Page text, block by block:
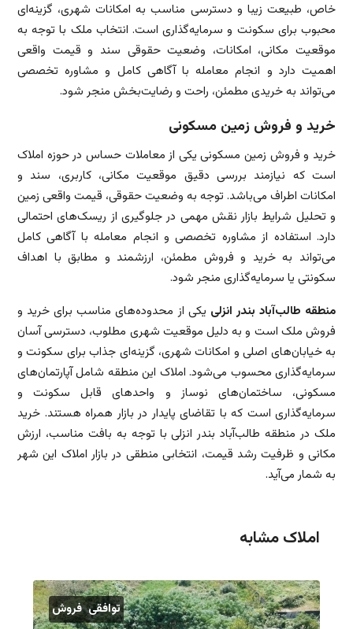
خاص، طبیعت زیبا و دسترسی مناسب به امکانات شهری، گزینه‌ای
محبوب برای سکونت و سرمایه‌گذاری است. انتخاب ملک با توجه به
موقعیت مکانی، امکانات، وضعیت حقوقی سند و قیمت واقعی
اهمیت دارد و انجام معامله با آگاهی کامل و مشاوره تخصصی
می‌تواند به خریدی مطمئن، راحت و رضایت‌بخش منجر شود.
خرید و فروش زمین مسکونی
خرید و فروش زمین مسکونی یکی از معاملات حساس در حوزه املاک
است که نیازمند بررسی دقیق موقعیت مکانی، کاربری، سند و
امکانات اطراف می‌باشد. توجه به وضعیت حقوقی، قیمت واقعی زمین
و تحلیل شرایط بازار نقش مهمی در جلوگیری از ریسک‌های احتمالی
دارد. استفاده از مشاوره تخصصی و انجام معامله با آگاهی کامل
می‌تواند به خرید و فروش مطمئن، ارزشمند و مطابق با اهداف
سکونتی یا سرمایه‌گذاری منجر شود.
منطقه طالب‌آباد بندر انزلی یکی از محدوده‌های مناسب برای خرید و
فروش ملک است و به دلیل موقعیت شهری مطلوب، دسترسی آسان
به خیابان‌های اصلی و امکانات شهری، گزینه‌ای جذاب برای سکونت و
سرمایه‌گذاری محسوب می‌شود. املاک این منطقه شامل آپارتمان‌های
مسکونی، ساختمان‌های نوساز و واحدهای قابل سکونت و
سرمایه‌گذاری است که با تقاضای پایدار در بازار همراه هستند. خرید
ملک در منطقه طالب‌آباد بندر انزلی با توجه به بافت مناسب، ارزش
مکانی و ظرفیت رشد قیمت، انتخابی منطقی در بازار املاک این شهر
به شمار می‌آید.
املاک مشابه
توافقی فروش